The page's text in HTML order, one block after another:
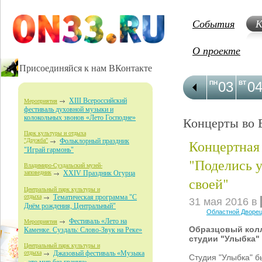
Присоединяйся к нам ВКонтакте
Мероприятия
XIII Всероссийский
фестиваль духовной музыки и
колокольных звонов «Лето Господне»
Парк культуры и отдыха
"Дружба"
Фольклорный праздник
"Играй гармонь"
Владимиро-Суздальский музей-
заповедник XXIV Праздник Огурца
Центральный парк культуры и
отдыха
Тематическая программа "С
Днём рождения, Центральный"
Мероприятия
Фестиваль «Лето на
Каменке. Суздаль: Слово-Звук на Реке»
Центральный парк культуры и
отдыха
Джазовый фестиваль «Музыка
События
О проекте
03
ПН 04
ВТ
Концерты во
"Поделись
своей"
31 мая 2016 в
Областной
Образцовый
студии "Улыбка"
Студия "Улыбка"